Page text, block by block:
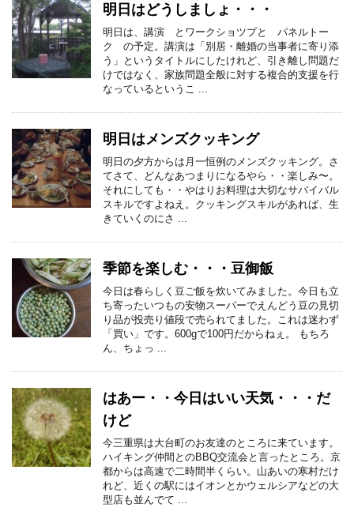
明日はどうしましょ・・・
明日は、講演 とワークショツプと パネルトー
ク の予定。講演は「別居・離婚の当事者に寄り添
う」というタイトルにしたけれど、引き離し問題だ
けではなく、家族問題全般に対する複合的支援を行
なっているというこ ...
明日はメンズクッキング
明日の夕方からは月一恒例のメンズクッキング。さ
てさて、どんなあつまりになるやら・・楽しみ〜。
それにしても・・やはりお料理は大切なサバイバル
スキルですよねえ。クッキングスキルがあれば、生
きていくのにさ ...
季節を楽しむ・・・豆御飯
今日は春らしく豆ご飯を炊いてみました。今日も立
ち寄ったいつもの安物スーパーでえんどう豆の見切
り品が投売り値段で売られてました。これは迷わず
「買い」です。600gで100円だからねぇ。 もちろ
ん、ちょっ ...
はあー・・今日はいい天気・・・だ
けど
今三重県は大台町のお友達のところに来ています。
ハイキング仲間とのBBQ交流会と言ったところ。京
都からは高速で二時間半くらい。山あいの寒村だけ
れど、近くの駅にはイオンとかウェルシアなどの大
型店も並んでて ...